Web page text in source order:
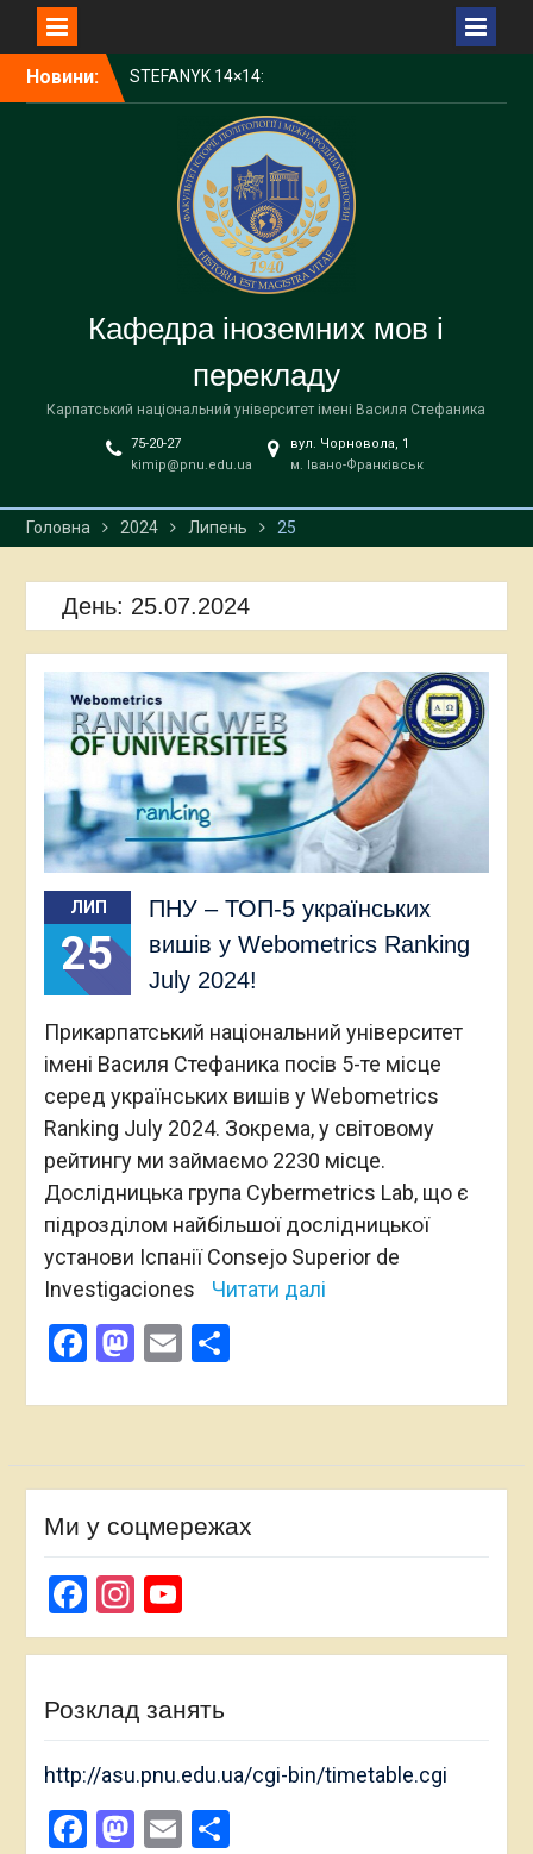
Новини:
STEFANYK 14×14:
Науковий пікнік Open Day
КНУВС — серед лідерів
України за науковим
впливом у CWTS Leiden
Ranking Open Edition 2025
1000 доларів для
студентів КНУВС:
стартував конкурс від
Досліджень
Запрошуємо на
відзначення Дня
університету!
Кафедра іноземних мов і
перекладу
Карпатський національний університет імені Василя Стефаника
75-20-27
kimip@pnu.edu.ua
вул. Чорновола, 1
м. Івано-Франківськ
Головна 2024 Липень 25
День: 25.07.2024
ЛИП
25
ПНУ – ТОП-5 українських
вишів у Webometrics Ranking
July 2024!
Прикарпатський національний університет
імені Василя Стефаника посів 5-те місце
серед українських вишів у Webometrics
Ranking July 2024. Зокрема, у світовому
рейтингу ми займаємо 2230 місце.
Дослідницька група Cybermetrics Lab, що є
підрозділом найбільшої дослідницької
установи Іспанії Consejo Superior de
Investigaciones
Читати далі
Facebook
Mastodon
EmailПоділитися
Ми у соцмережах
Facebook
Instagram
YouTube
Channel
Розклад занять
http://asu.pnu.edu.ua/cgi-bin/timetable.cgi
Facebook
Mastodon
EmailПоділитися